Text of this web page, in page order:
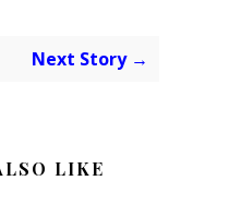
Next Story →
LIKE